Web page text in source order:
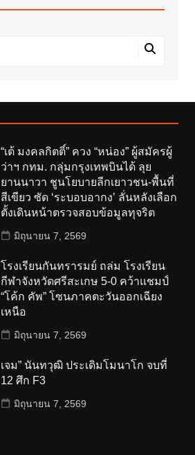
“เต้ มงคลกิตติ์” ควง “หน่อง” ผู้สมัครผู้
ว่าฯ กทม. กลุ่มกรุงเทพบินได้ ลุย
ยานนาวา ชูนโยบายลีกเยาวชน-พื้นที่
สีเขียว ซัด ‘ระบอบอากง’ ลั่นหลังเลือก
ตั้งเดินหน้าตรวจสอบข้อมูลทุจริต
มิถุนายน 7, 2569
โรงเรียนกันทรารมย์ ถล่ม โรงเรียน
กีฬาจังหวัดศรีสะเกษ 5-0 คว้าแชมป์
“โค้ก คัพ” โซนภาคตะวันออกเฉียง
เหนือ
มิถุนายน 7, 2569
เจม” นันทวุฒิ ประเดิมโมนาโก จบที่
12 ศึก F3
มิถุนายน 7, 2569